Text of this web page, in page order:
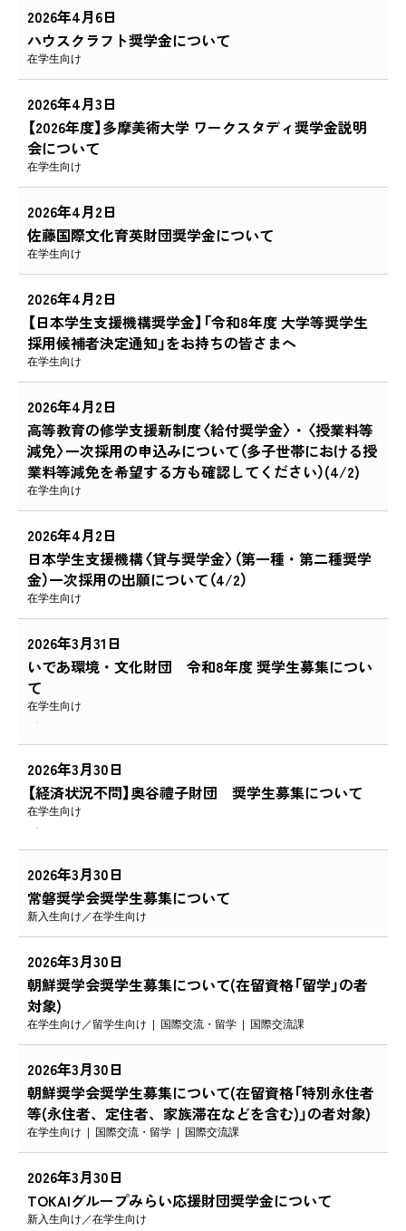
2026年4月6日
ハウスクラフト奨学金について
在学生向け
2026年4月3日
【2026年度】多摩美術大学 ワークスタディ奨学金説明
会について
在学生向け
2026年4月2日
佐藤国際文化育英財団奨学金について
在学生向け
2026年4月2日
【日本学生支援機構奨学金】「令和8年度 大学等奨学生
採用候補者決定通知」をお持ちの皆さまへ
在学生向け
2026年4月2日
高等教育の修学支援新制度〈給付奨学金〉・〈授業料等
減免〉一次採用の申込みについて（多子世帯における授
業料等減免を希望する方も確認してください）(4/2)
在学生向け
2026年4月2日
日本学生支援機構〈貸与奨学金〉（第一種・第二種奨学
金）一次採用の出願について（4/2）
在学生向け
2026年3月31日
いであ環境・文化財団 令和8年度 奨学生募集につい
て
在学生向け
2026年3月30日
【経済状況不問】奥谷禮子財団 奨学生募集について
在学生向け
2026年3月30日
常磐奨学会奨学生募集について
新入生向け 在学生向け
2026年3月30日
朝鮮奨学会奨学生募集について(在留資格「留学」の者
対象)
在学生向け 留学生向け 国際交流・留学 国際交流課
2026年3月30日
朝鮮奨学会奨学生募集について(在留資格「特別永住者
等(永住者、定住者、家族滞在などを含む)」の者対象)
在学生向け 国際交流・留学 国際交流課
2026年3月30日
TOKAIグループみらい応援財団奨学金について
新入生向け 在学生向け